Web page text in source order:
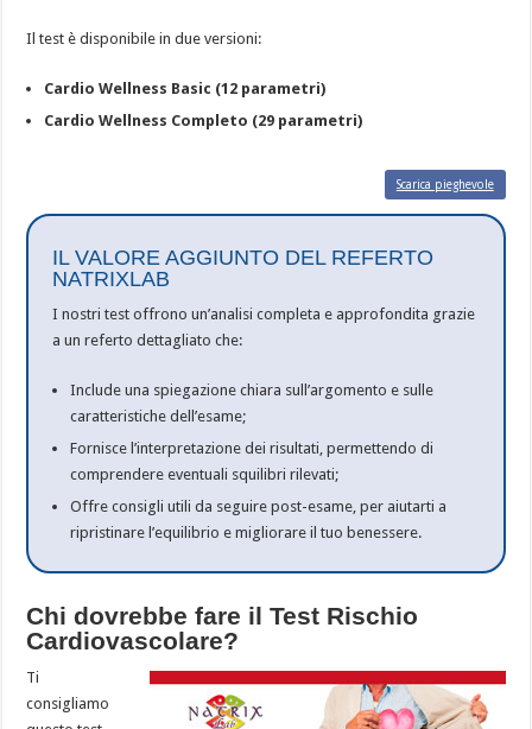
Il test è disponibile in due versioni:
Cardio Wellness Basic (12 parametri)
Cardio Wellness Completo (29 parametri)
Scarica pieghevole
IL VALORE AGGIUNTO DEL REFERTO
NATRIXLAB
I nostri test offrono un’analisi completa e approfondita grazie
a un referto dettagliato che:
Include una spiegazione chiara sull’argomento e sulle
caratteristiche dell’esame;
Fornisce l’interpretazione dei ­risultati, permettendo di
comprendere eventuali squilibri rilevati;
Offre consigli utili da seguire post-esame, per aiutarti a
ripristinare ­l’equilibrio e migliorare il tuo benessere.
Chi dovrebbe fare il Test Rischio
Cardiovascolare?
Ti
consigliamo